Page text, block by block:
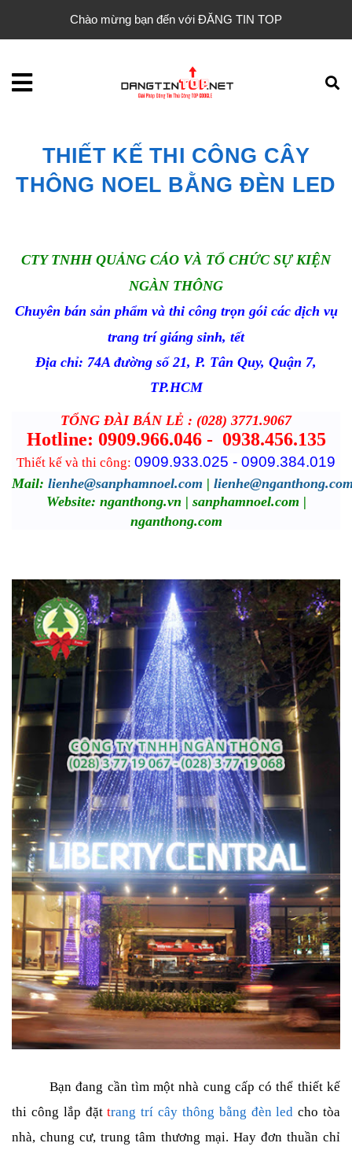
Chào mừng bạn đến với ĐĂNG TIN TOP
THIẾT KẾ THI CÔNG CÂY
THÔNG NOEL BẰNG ĐÈN LED
CTY TNHH QUẢNG CÁO VÀ TỔ CHỨC SỰ KIỆN
NGÀN THÔNG
Chuyên bán sản phẩm và thi công trọn gói các dịch vụ
trang trí giáng sinh, tết
Địa chỉ: 74A đường số 21, P. Tân Quy, Quận 7,
TP.HCM
TỔNG ĐÀI BÁN LẺ : (028) 3771.9067
Hotline: 0909.966.046 - 0938.456.135
Thiết kế và thi công: 0909.933.025 - 0909.384.019
Mail: lienhe@sanphamnoel.com |
Website: nganthong.vn | sanphamnoel.com |
nganthong.com
Bạn đang cần tìm một nhà cung cấp có thể thiết kế
thi công lắp đặttrang trí cây thông bằng đèn led cho tòa
nhà, chung cư, trung tâm thương mại. Hay đơn thuần chỉ